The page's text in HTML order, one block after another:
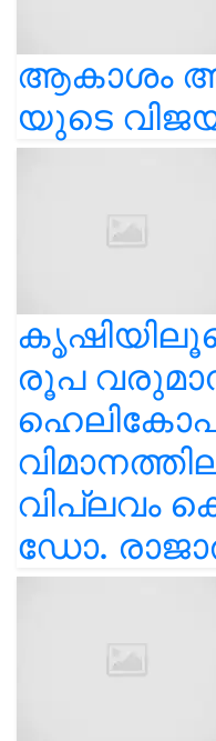
ആകാശം
യുടെ
രൂപ
വിപ്ലവം
ഡോ.